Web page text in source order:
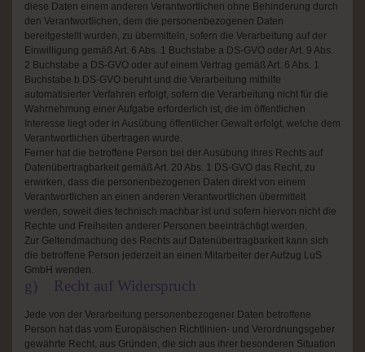
diese Daten einem anderen Verantwortlichen ohne Behinderung durch
den Verantwortlichen, dem die personenbezogenen Daten
bereitgestellt wurden, zu übermitteln, sofern die Verarbeitung auf der
Einwilligung gemäß Art. 6 Abs. 1 Buchstabe a DS-GVO oder Art. 9 Abs.
2 Buchstabe a DS-GVO oder auf einem Vertrag gemäß Art. 6 Abs. 1
Buchstabe b DS-GVO beruht und die Verarbeitung mithilfe
automatisierter Verfahren erfolgt, sofern die Verarbeitung nicht für die
Wahrnehmung einer Aufgabe erforderlich ist, die im öffentlichen
Interesse liegt oder in Ausübung öffentlicher Gewalt erfolgt, welche dem
Verantwortlichen übertragen wurde.
Ferner hat die betroffene Person bei der Ausübung ihres Rechts auf
Datenübertragbarkeit gemäß Art. 20 Abs. 1 DS-GVO das Recht, zu
erwirken, dass die personenbezogenen Daten direkt von einem
Verantwortlichen an einen anderen Verantwortlichen übermittelt
werden, soweit dies technisch machbar ist und sofern hiervon nicht die
Rechte und Freiheiten anderer Personen beeinträchtigt werden.
Zur Geltendmachung des Rechts auf Datenübertragbarkeit kann sich
die betroffene Person jederzeit an einen Mitarbeiter der Aufzug LuS
GmbH wenden.
g) Recht auf Widerspruch
Jede von der Verarbeitung personenbezogener Daten betroffene
Person hat das vom Europäischen Richtlinien- und Verordnungsgeber
gewährte Recht, aus Gründen, die sich aus ihrer besonderen Situation